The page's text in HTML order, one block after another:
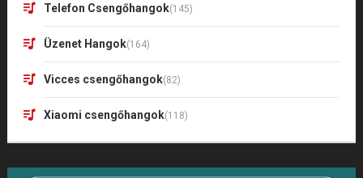
Telefon Csengőhangok(145)
Üzenet Hangok(164)
Vicces csengőhangok(82)
Xiaomi csengőhangok(118)